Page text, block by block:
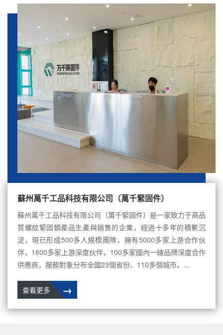
蘇州萬千工品科技有限公司（萬千緊固件）
蘇州萬千工品科技有限公司（萬千緊固件）是一家致力于高品
質螺紋緊固類產品生產與銷售的企業，經過十多年的積累沉
淀，現已形成500多人規模團隊，擁有5000多家上游合作伙
伴，1600多家上游深度伙伴，100多家國內一線品牌深度合作
供應商，服務對象分布全國23個省份、110多個城市。...
→
查看更多